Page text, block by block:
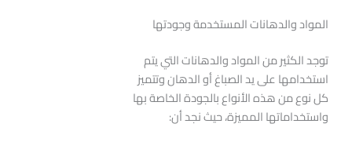
المواد والدهانات المستخدمة وجودتها
توجد الكثير من المواد والدهانات التي يتم
استخدامها على يد الصباغ أو الدهان وتتميز
كل نوع من هذه الأنواع بالجودة الخاصة بها
واستخداماتها المميزة، حيث نجد أن: